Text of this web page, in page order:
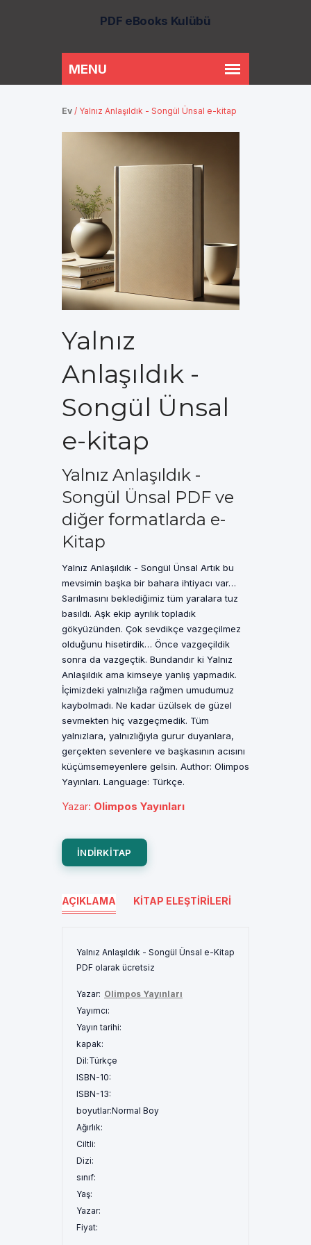
PDF eBooks Kulübü
Ev / Yalnız Anlaşıldık - Songül Ünsal e-kitap
Yalnız
Anlaşıldık -
Songül Ünsal
e-kitap
Yalnız Anlaşıldık -
Songül Ünsal PDF ve
diğer formatlarda e-
Kitap
Yalnız Anlaşıldık - Songül Ünsal Artık bu
mevsimin başka bir bahara ihtiyacı var…
Sarılmasını beklediğimiz tüm yaralara tuz
basıldı. Aşk ekip ayrılık topladık
gökyüzünden. Çok sevdikçe vazgeçilmez
olduğunu hisetirdik… Önce vazgeçildik
sonra da vazgeçtik. Bundandır ki Yalnız
Anlaşıldık ama kimseye yanlış yapmadık.
İçimizdeki yalnızlığa rağmen umudumuz
kaybolmadı. Ne kadar üzülsek de güzel
sevmekten hiç vazgeçmedik. Tüm
yalnızlara, yalnızlığıyla gurur duyanlara,
gerçekten sevenlere ve başkasının acısını
küçümsemeyenlere gelsin. Author: Olimpos
Yayınları. Language: Türkçe.
Yazar: Olimpos Yayınları
INDIRKITAP
AÇIKLAMA KITAP ELEŞTIRILERI
Yalnız Anlaşıldık - Songül Ünsal e-Kitap
PDF olarak ücretsiz
Yazar: Olimpos Yayınları
Yayımcı:
Yayın tarihi:
kapak:
Dil:Türkçe
ISBN-10:
ISBN-13:
boyutlar:Normal Boy
Ağırlık:
Ciltli:
Dizi:
sınıf:
Yaş:
Yazar:
Fiyat: